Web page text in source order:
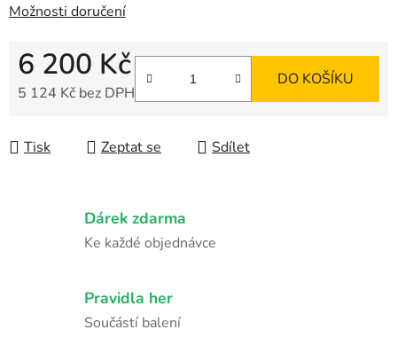
Možnosti doručení
6 200 Kč
5 124 Kč bez DPH
DO KOŠÍKU
Tisk Zeptat se Sdílet
Dárek zdarma
Ke každé objednávce
Pravidla her
Součástí balení